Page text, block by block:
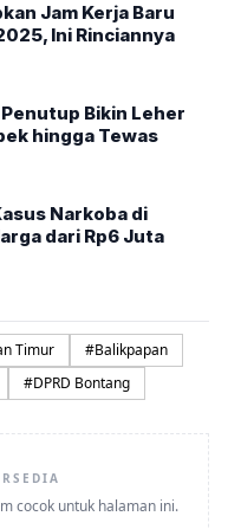
Jam Kerja Baru
Ini Rinciannya
Bikin Leher
hingga Tewas
Narkoba di
dari Rp6 Juta
Timur #Balikpapan
#DPRD Bontang
cocok untuk halaman ini.